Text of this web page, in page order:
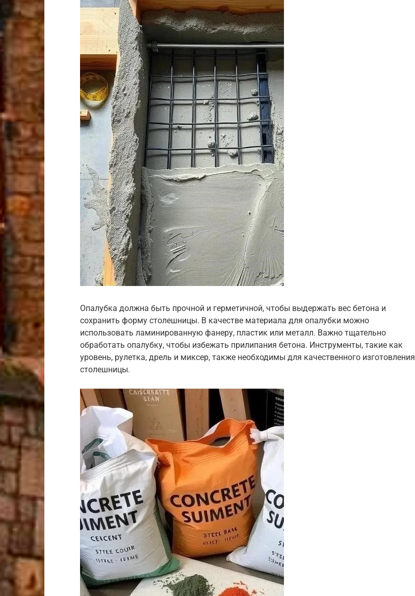
Опалубка должна быть прочной и герметичной, чтобы выдержать вес бетона и
сохранить форму столешницы. В качестве материала для опалубки можно
использовать ламинированную фанеру, пластик или металл. Важно тщательно
обработать опалубку, чтобы избежать прилипания бетона. Инструменты, такие как
уровень, рулетка, дрель и миксер, также необходимы для качественного изготовления
столешницы.